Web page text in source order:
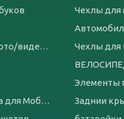
Чехлы для
аккумуляторы, ЗУ для фото/видеотехники
Чехлы для
Элементы
Комплекты для ремонта для Мобильных телефонов
Заднии